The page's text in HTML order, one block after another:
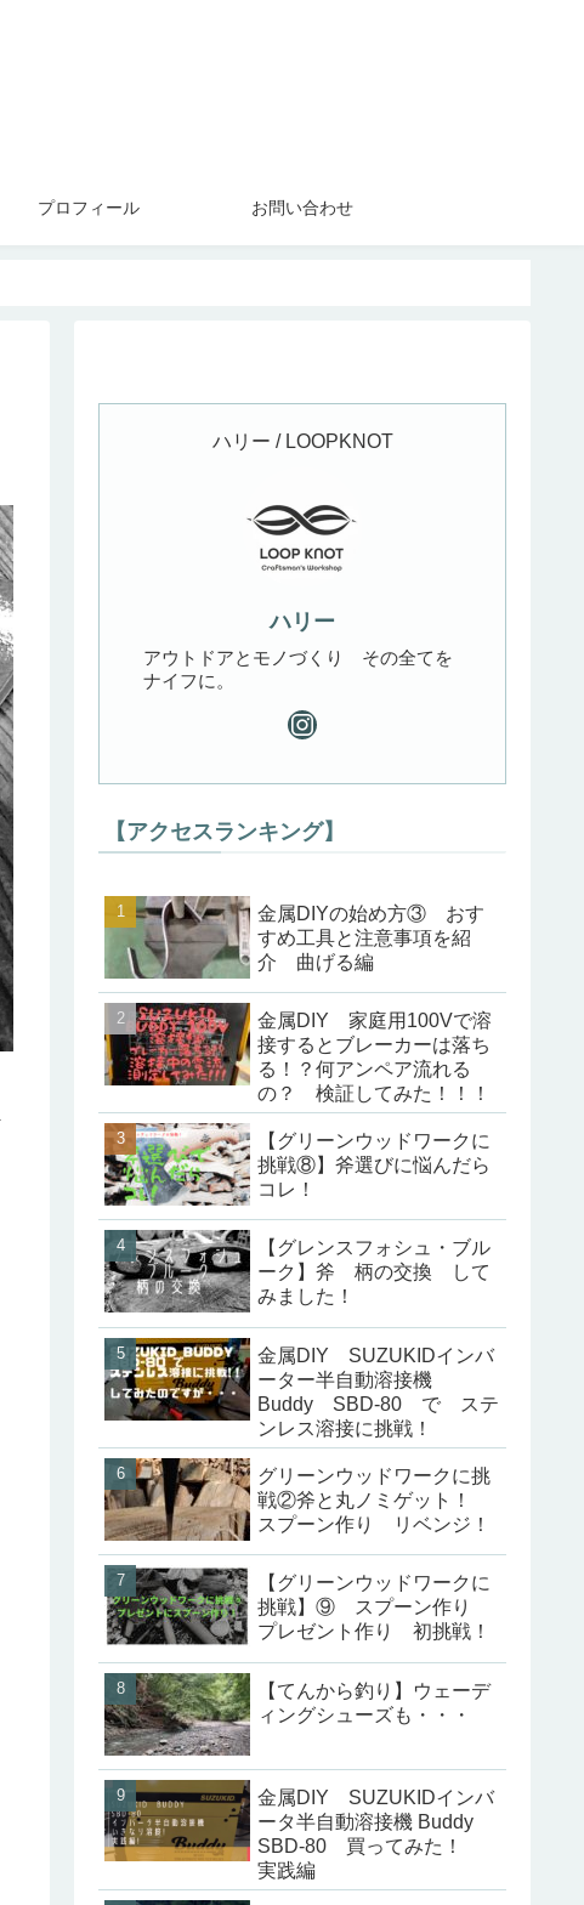
プロフィール お問い合わせ
ハリー / LOOPKNOT
ハリー
アウトドアとモノづくり その全てを
ナイフに。
【アクセスランキング】
金属DIYの始め方③ おす
すめ工具と注意事項を紹
介 曲げる編
金属DIY 家庭用100Vで溶
接するとブレーカーは落ち
る！？何アンペア流れる
の？ 検証してみた！！！
【グリーンウッドワークに
挑戦⑧】斧選びに悩んだら
コレ！
【グレンスフォシュ・ブル
ーク】斧 柄の交換 して
みました！
金属DIY SUZUKIDインバ
ーター半自動溶接機
Buddy SBD-80 で ステ
ンレス溶接に挑戦！
グリーンウッドワークに挑
戦②斧と丸ノミゲット！
スプーン作り リベンジ！
【グリーンウッドワークに
挑戦】⑨ スプーン作り
プレゼント作り 初挑戦！
【てんから釣り】ウェーデ
ィングシューズも・・・
金属DIY SUZUKIDインバ
ータ半自動溶接機 Buddy
SBD-80 買ってみた！
実践編